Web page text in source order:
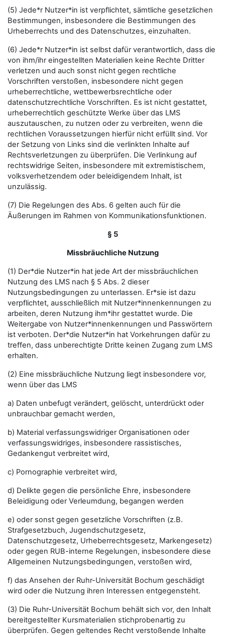
(5) Jede*r Nutzer*in ist verpflichtet, sämtliche gesetzlichen
Bestimmungen, insbesondere die Bestimmungen des
Urheberrechts und des Datenschutzes, einzuhalten.
(6) Jede*r Nutzer*in ist selbst dafür verantwortlich, dass die
von ihm/ihr eingestellten Materialien keine Rechte Dritter
verletzen und auch sonst nicht gegen rechtliche
Vorschriften verstoßen, insbesondere nicht gegen
urheberrechtliche, wettbewerbsrechtliche oder
datenschutzrechtliche Vorschriften. Es ist nicht gestattet,
urheberrechtlich geschützte Werke über das LMS
auszutauschen, zu nutzen oder zu verbreiten, wenn die
rechtlichen Voraussetzungen hierfür nicht erfüllt sind. Vor
der Setzung von Links sind die verlinkten Inhalte auf
Rechtsverletzungen zu überprüfen. Die Verlinkung auf
rechtswidrige Seiten, insbesondere mit extremistischem,
volksverhetzendem oder beleidigendem Inhalt, ist
unzulässig.
(7) Die Regelungen des Abs. 6 gelten auch für die
Äußerungen im Rahmen von Kommunikationsfunktionen.
§ 5
Missbräuchliche Nutzung
(1) Der*die Nutzer*in hat jede Art der missbräuchlichen
Nutzung des LMS nach § 5 Abs. 2 dieser
Nutzungsbedingungen zu unterlassen. Er*sie ist dazu
verpflichtet, ausschließlich mit Nutzer*innenkennungen zu
arbeiten, deren Nutzung ihm*ihr gestattet wurde. Die
Weitergabe von Nutzer*innenkennungen und Passwörtern
ist verboten. Der*die Nutzer*in hat Vorkehrungen dafür zu
treffen, dass unberechtigte Dritte keinen Zugang zum LMS
erhalten.
(2) Eine missbräuchliche Nutzung liegt insbesondere vor,
wenn über das LMS
a) Daten unbefugt verändert, gelöscht, unterdrückt oder
unbrauchbar gemacht werden,
b) Material verfassungswidriger Organisationen oder
verfassungswidriges, insbesondere rassistisches,
Gedankengut verbreitet wird,
c) Pornographie verbreitet wird,
d) Delikte gegen die persönliche Ehre, insbesondere
Beleidigung oder Verleumdung, begangen werden
e) oder sonst gegen gesetzliche Vorschriften (z.B.
Strafgesetzbuch, Jugendschutzgesetz,
Datenschutzgesetz, Urheberrechtsgesetz, Markengesetz)
oder gegen RUB-interne Regelungen, insbesondere diese
Allgemeinen Nutzungsbedingungen, verstoßen wird,
f) das Ansehen der Ruhr-Universität Bochum geschädigt
wird oder die Nutzung ihren Interessen entgegensteht.
(3) Die Ruhr-Universität Bochum behält sich vor, den Inhalt
bereitgestellter Kursmaterialien stichprobenartig zu
überprüfen. Gegen geltendes Recht verstoßende Inhalte